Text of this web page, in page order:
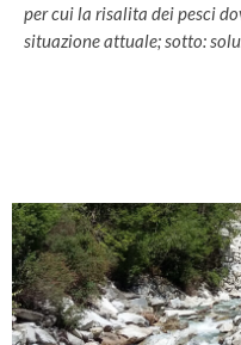
per cui la risalita dei pesci
situazione attuale; sotto: